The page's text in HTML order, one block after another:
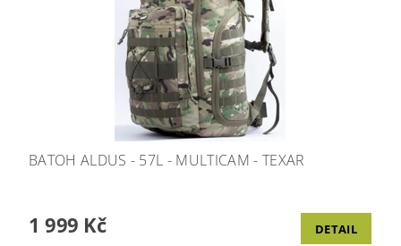
BATOH ALDUS - 57L - MULTICAM - TEXAR
1 999 Kč DETAIL